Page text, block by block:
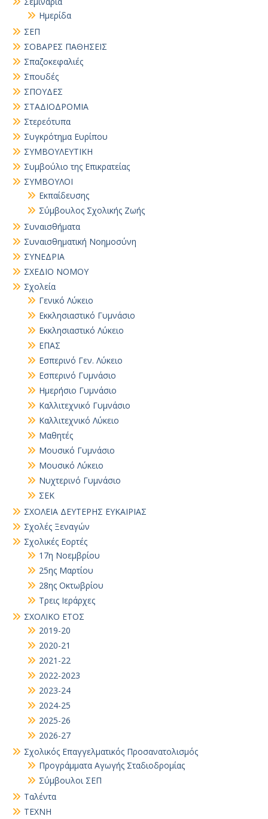
Ημερίδα
ΣΕΠ
ΣΟΒΑΡΕΣ ΠΑΘΗΣΕΙΣ
Σπαζοκεφαλιές
Σπουδές
ΣΠΟΥΔΕΣ
ΣΤΑΔΙΟΔΡΟΜΙΑ
Στερεότυπα
Συγκρότημα Ευρίπου
ΣΥΜΒΟΥΛΕΥΤΙΚΗ
Συμβούλιο της Επικρατείας
ΣΥΜΒΟΥΛΟΙ
Εκπαίδευσης
Σύμβουλος Σχολικής Ζωής
Συναισθήματα
Συναισθηματική Νοημοσύνη
ΣΥΝΕΔΡΙΑ
ΣΧΕΔΙΟ ΝΟΜΟΥ
Σχολεία
Γενικό Λύκειο
Εκκλησιαστικό Γυμνάσιο
Εκκλησιαστικό Λύκειο
ΕΠΑΣ
Εσπερινό Γεν. Λύκειο
Εσπερινό Γυμνάσιο
Ημερήσιο Γυμνάσιο
Καλλιτεχνικό Γυμνάσιο
Καλλιτεχνικό Λύκειο
Μαθητές
Μουσικό Γυμνάσιο
Μουσικό Λύκειο
Νυχτερινό Γυμνάσιο
ΣΕΚ
ΣΧΟΛΕΙΑ ΔΕΥΤΕΡΗΣ ΕΥΚΑΙΡΙΑΣ
Σχολές Ξεναγών
Σχολικές Εορτές
17η Νοεμβρίου
25ης Μαρτίου
28ης Οκτωβρίου
Τρεις Ιεράρχες
ΣΧΟΛΙΚΟ ΕΤΟΣ
2019-20
2020-21
2021-22
2022-2023
2023-24
2024-25
2025-26
2026-27
Σχολικός Επαγγελματικός Προσανατολισμός
Προγράμματα Αγωγής Σταδιοδρομίας
Σύμβουλοι ΣΕΠ
Ταλέντα
ΤΕΧΝΗ